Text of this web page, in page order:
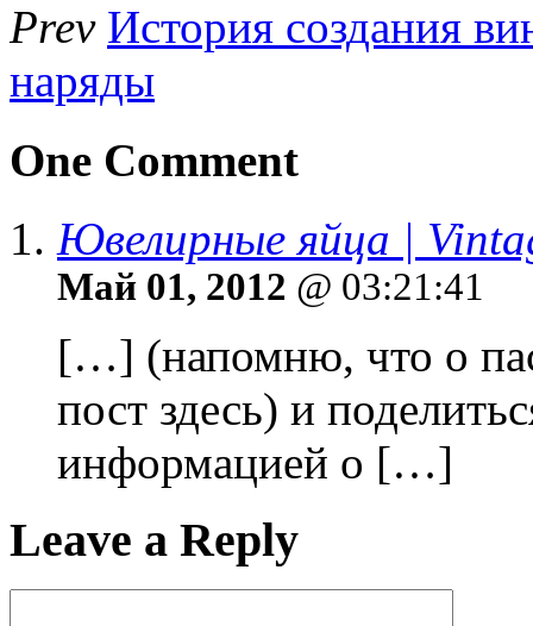
Prev История создания
наряды
One Comment
Ювелирные яйца |
Май 01, 2012 @ 03:21:41
[…] (напомню, что о
пост здесь) и
информацией о […]
Leave a Reply